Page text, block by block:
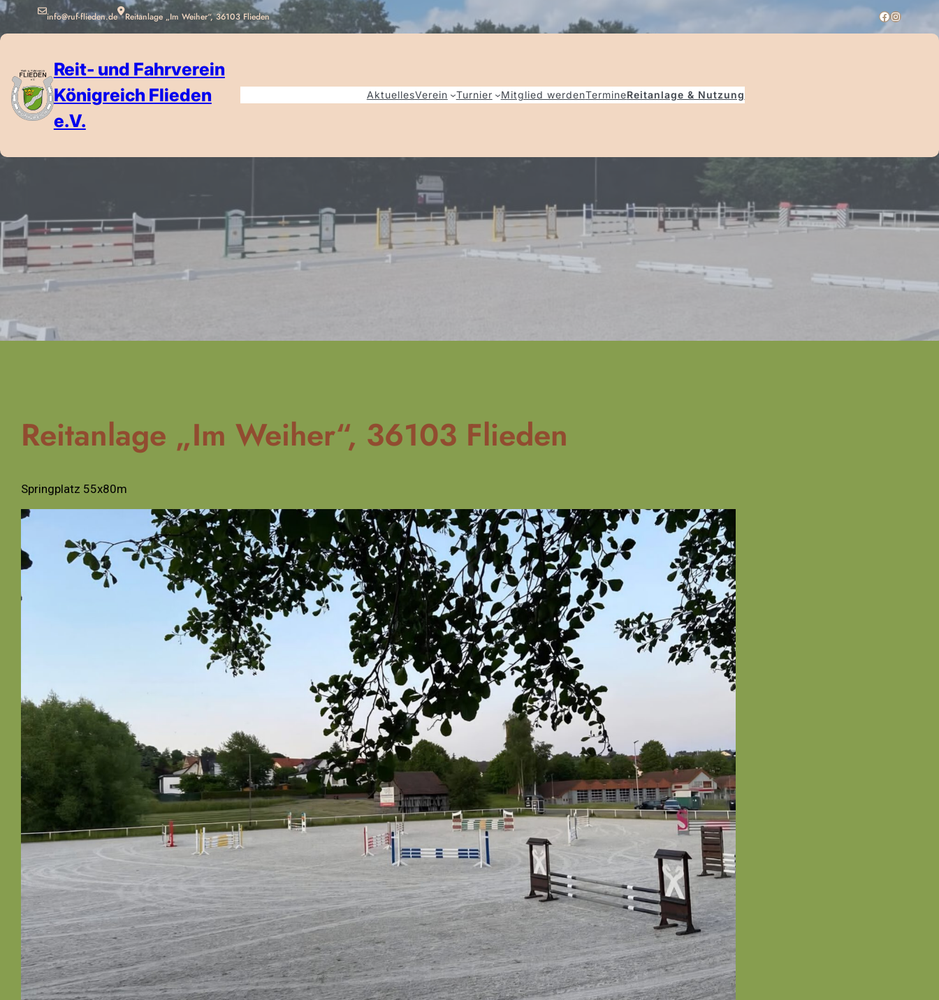
info@ruf-flieden.de Reitanlage „Im Weiher“, 36103 Flieden
Reit- und Fahrverein
Königreich Flieden
e.V.
AktuellesVerein Turnier Mitglied werdenTermineReitanlage & Nutzung
Reitanlage „Im Weiher“, 36103 Flieden
Springplatz 55x80m